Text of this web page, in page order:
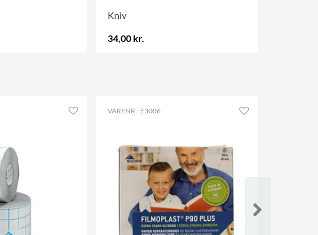
Kniv
34,00 kr.
VARENR.: E3006